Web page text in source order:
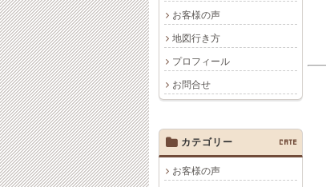
お客様の声
地図行き方
プロフィール
お問合せ
カテゴリー CATE
お客様の声